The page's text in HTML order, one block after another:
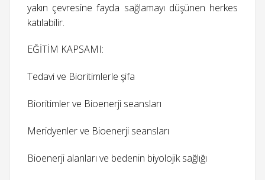
yakın çevresine fayda sağlamayı düşünen herkes
katılabilir.
EĞİTİM KAPSAMI:
Tedavi ve Bioritimlerle şifa
Bioritimler ve Bioenerji seansları
Meridyenler ve Bioenerji seansları
Bioenerji alanları ve bedenin biyolojik sağlığı